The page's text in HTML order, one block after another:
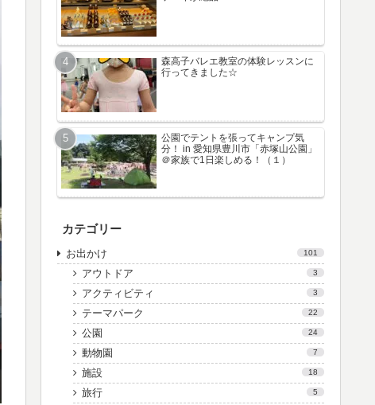
森高子バレエ教室の体験レッスンに
行ってきました☆
公園でテントを張ってキャンプ気
分！ in 愛知県豊川市「赤塚山公園」
＠家族で1日楽しめる！（１）
カテゴリー
お出かけ 101
アウトドア 3
アクティビティ 3
テーマパーク 22
公園 24
動物園 7
施設 18
旅行 5